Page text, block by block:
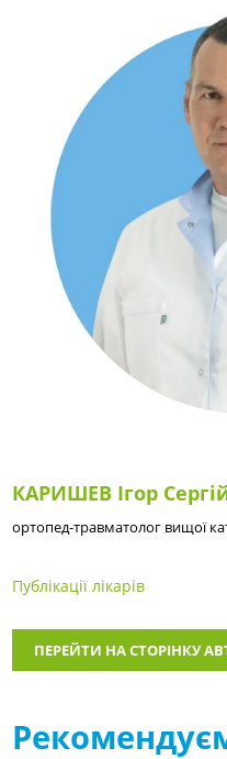
КАРИШЕВ Ігор
ортопед-травматолог вищої
Публікації лікарів
ПЕРЕЙТИ НА СТОРІНКУ